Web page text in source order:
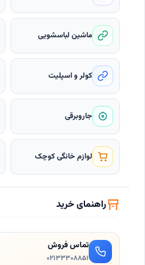
ماشین لباسشویی
کولر و اسپلیت
جاروبرقی
لوازم خانگی کوچک
راهنمای خرید
تماس فروش
۰۲۱٣۳۳۰۸۸۵۱